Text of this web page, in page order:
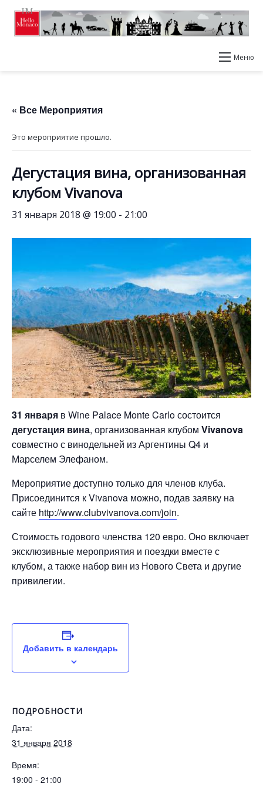
Меню
« Все Мероприятия
Это мероприятие прошло.
Дегустация вина, организованная
клубом Vivanova
31 января 2018 @ 19:00 - 21:00
31 января в Wine Palace Monte Carlo состоится
дегустация вина, организованная клубом Vivanova
совместно с винодельней из Аргентины Q4 и
Марселем Элефаном.
Мероприятие доступно только для членов клуба.
Присоединится к Vivanova можно, подав заявку на
сайте http://www.clubvivanova.com/join.
Стоимость годового членства 120 евро. Оно включает
эксклюзивные мероприятия и поездки вместе с
клубом, а также набор вин из Нового Света и другие
привилегии.
Добавить в календарь
ПОДРОБНОСТИ
Дата:
31 января 2018
Время:
19:00 - 21:00